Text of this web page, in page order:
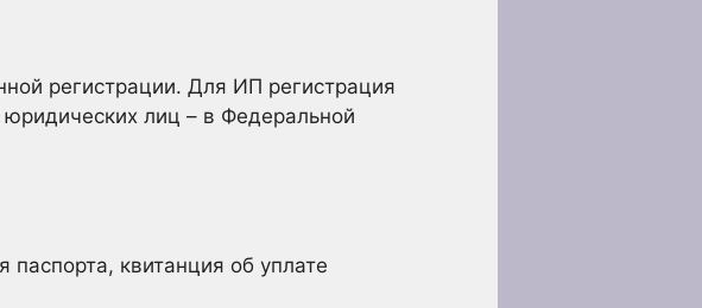
регистрации. Для ИП регистрация
лиц – в Федеральной
паспорта, квитанция об уплате